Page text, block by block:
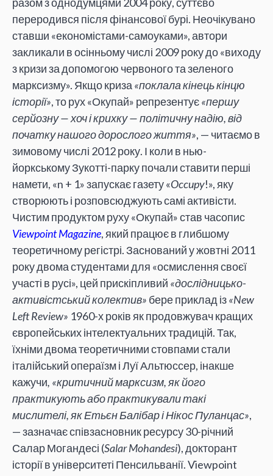
переродився після фінансової бурі. Неочікувано
ставши «економістами-самоуками», автори
закликали в осінньому числі 2009 року до «виходу
з кризи за допомогою червоного та зеленого
марксизму». Якщо криза «поклала кінець кінцю
історії», то рух «Окупай» репрезентує«першу
серйозну — хоч і крихку — політичну надію, від
початку нашого дорослого життя», — читаємо в
зимовому числі 2012 року. І коли в нью-
йоркському Зукотті-парку почали ставити перші
намети, «n + 1» запускає газету «Occupy!», яку
створюють і розповсюджують самі активісти.
Чистим продуктом руху «Окупай» став часопис
Viewpoint Magazine, який працює в глибшому
теоретичному регістрі. Заснований у жовтні 2011
року двома студентами для «осмислення своєї
участі в русі», цей прискіпливий «дослідницько-
активістський колектив» бере приклад із«New
Left Review» 1960-х років як продовжувач кращих
європейських інтелектуальних традицій. Так,
їхніми двома теоретичними стовпами стали
італійський операїзм і Луї Альтюссер, інакше
кажучи, «критичний марксизм, як його
практикують або практикували такі
мислителі, як Етьєн Балібар і Нікос Пуланцас»,
— зазначає співзасновник ресурсу 30-річний
Салар Могандесі (Salar Mohandesi), докторант
історії в університеті Пенсильванії. Viewpoint